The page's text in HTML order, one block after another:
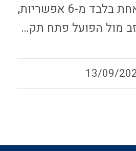
כשצברו נקודה אחת בלבד מ-6 אפשריות,
13/09/